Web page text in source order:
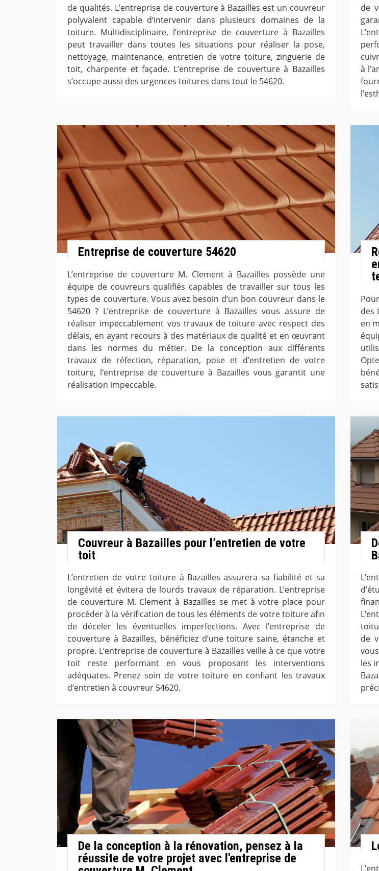
de qualités. L’entreprise de couverture à Bazailles est un couvreur
polyvalent capable d’intervenir dans plusieurs domaines de la
toiture. Multidisciplinaire, l’entreprise de couverture à Bazailles
peut travailler dans toutes les situations pour réaliser la pose,
nettoyage, maintenance, entretien de votre toiture, zinguerie de
toit, charpente et façade. L’entreprise de couverture à Bazailles
s’occupe aussi des urgences toitures dans tout le 54620.
de
à
Entreprise de couverture 54620
L’entreprise de couverture M. Clement à Bazailles possède une
équipe de couvreurs qualifiés capables de travailler sur tous les
types de couverture. Vous avez besoin d’un bon couvreur dans le
54620 ? L’entreprise de couverture à Bazailles vous assure de
réaliser impeccablement vos travaux de toiture avec respect des
délais, en ayant recours à des matériaux de qualité et en œuvrant
dans les normes du métier. De la conception aux différents
travaux de réfection, réparation, pose et d’entretien de votre
toiture, l’entreprise de couverture à Bazailles vous garantit une
réalisation impeccable.
des
en
Couvreur à Bazailles pour l’entretien de votre
toit
L’entretien de votre toiture à Bazailles assurera sa fiabilité et sa
longévité et évitera de lourds travaux de réparation. L’entreprise
de couverture M. Clement à Bazailles se met à votre place pour
procéder à la vérification de tous les éléments de votre toiture afin
de déceler les éventuelles imperfections. Avec l’entreprise de
couverture à Bazailles, bénéficiez d’une toiture saine, étanche et
propre. L’entreprise de couverture à Bazailles veille à ce que votre
toit reste performant en vous proposant les interventions
adéquates. Prenez soin de votre toiture en confiant les travaux
d’entretien à couvreur 54620.
de
les
De la conception à la rénovation, pensez à la
réussite de votre projet avec l'entreprise de